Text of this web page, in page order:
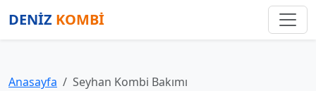
DENİZ KOMBİ
Anasayfa Seyhan Kombi Bakımı